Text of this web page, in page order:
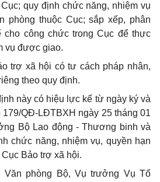
quy định chức năng, nhiệm vụ
phòng thuộc Cục; sắp xếp, phân
cho công chức trong Cục để thực
vụ được giao.
trợ xã hội có tư cách pháp nhân,
theo quy định.
này có hiệu lực kể từ ngày ký và
179/QĐ-LĐTBXH ngày 25 tháng 01
Bộ Lao động - Thương binh và
chức năng, nhiệm vụ, quyền hạn
Bảo trợ xã hội.
Văn phòng Bộ, Vụ trưởng Vụ Tổ